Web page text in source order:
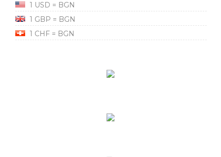
1 USD = BGN
1 GBP = BGN
1 CHF = BGN